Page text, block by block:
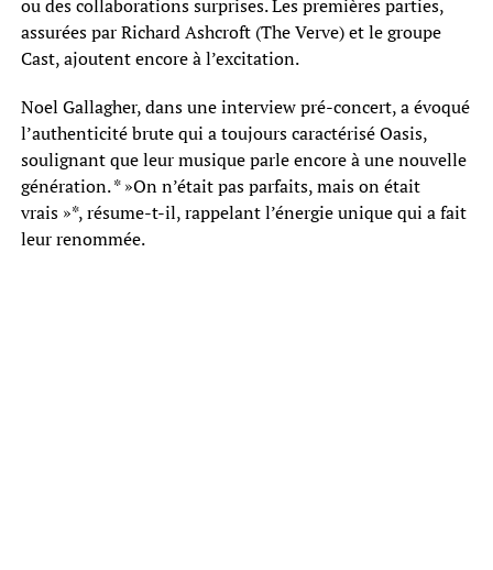
ou des collaborations surprises. Les premières parties,
assurées par Richard Ashcroft (The Verve) et le groupe
Cast, ajoutent encore à l’excitation.
Noel Gallagher, dans une interview pré-concert, a évoqué
l’authenticité brute qui a toujours caractérisé Oasis,
soulignant que leur musique parle encore à une nouvelle
génération. * »On n’était pas parfaits, mais on était
vrais »*, résume-t-il, rappelant l’énergie unique qui a fait
leur renommée.